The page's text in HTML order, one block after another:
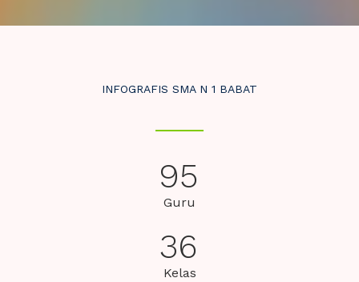
INFOGRAFIS SMA N 1 BABAT
95
Guru
36
Kelas